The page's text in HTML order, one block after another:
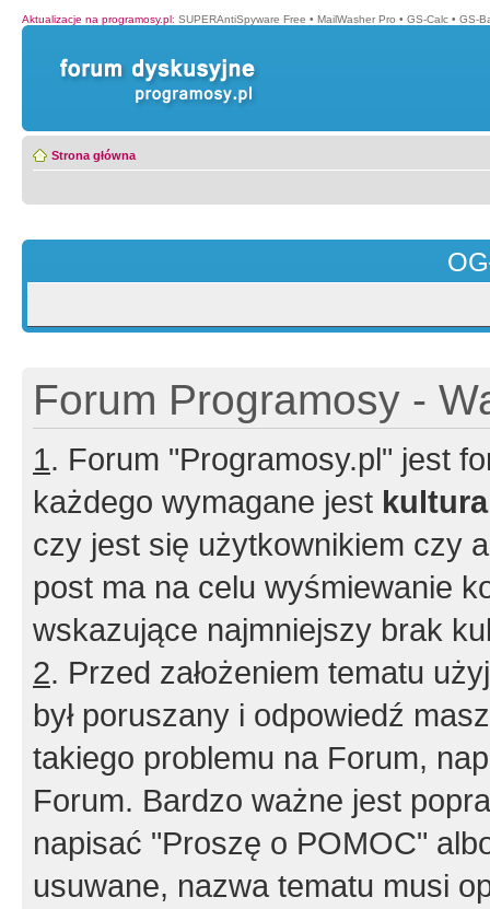
Aktualizacje na programosy.pl: SUPERAntiSpyware Free • MailWasher Pro • GS-Calc • GS-
Strona główna
Forum Programosy -
1. Forum "Programosy.pl" jest
każdego wymagane jest
czy jest się użytkownikiem czy
post ma na celu wyśmiewanie
wskazujące najmniejszy brak
2. Przed założeniem tematu
był poruszany i odpowiedź
takiego problemu na Forum,
Forum. Bardzo ważne jest
napisać "Proszę o POMOC"
usuwane, nazwa tematu musi